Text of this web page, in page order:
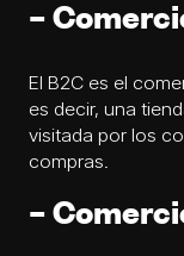
–
El B2C es el
es decir, una
visitada por los
compras.
–